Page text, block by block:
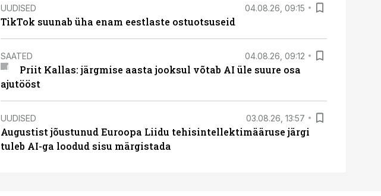
UUDISED 04.08.26, 09:15
TikTok suunab üha enam eestlaste ostuotsuseid
SAATED 04.08.26, 09:12
Priit Kallas: järgmise aasta jooksul võtab AI üle suure osa
ajutööst
UUDISED 03.08.26, 13:57
Augustist jõustunud Euroopa Liidu tehisintellektimääruse järgi
tuleb AI-ga loodud sisu märgistada